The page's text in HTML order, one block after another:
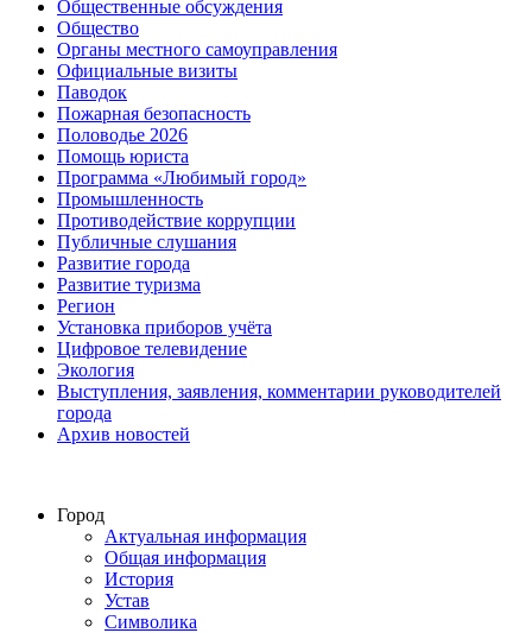
Общественные обсуждения
Общество
Органы местного самоуправления
Официальные визиты
Паводок
Пожарная безопасность
Половодье 2026
Помощь юриста
Программа «Любимый город»
Промышленность
Противодействие коррупции
Публичные слушания
Развитие города
Развитие туризма
Регион
Установка приборов учёта
Цифровое телевидение
Экология
Выступления, заявления, комментарии руководителей
города
Архив новостей
Город
Актуальная информация
Общая информация
История
Устав
Символика